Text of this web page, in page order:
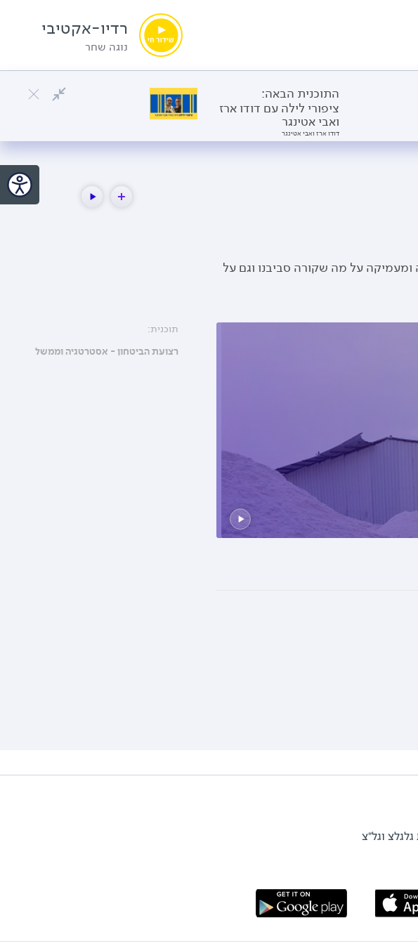
רדיו-אקטיבי
נוגה שחר
התוכנית הבאה:
ציפורי לילה עם דודו ארז
ואבי אטינגר
דודו ארז ואבי אטינגר
ומעמיקה על מה שקורה סביבנו וגם על
תוכנית:
רצועת הביטחון - אסטרטגיה וממשל
וגל"צ